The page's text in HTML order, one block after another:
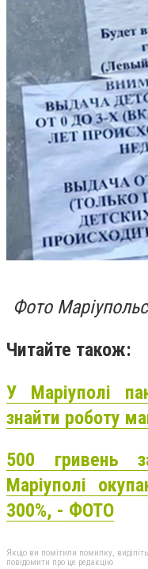
Фото
Читайте також:
У Маріуполі
знайти роботу
500 гривень
Маріуполі
300%, - ФОТО
Якщо ви помітили помилку,
повідомити про це редакцію